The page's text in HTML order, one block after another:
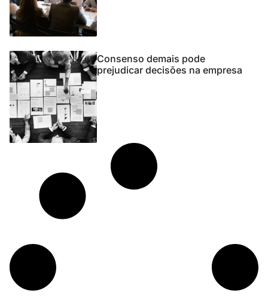
Consenso demais pode
prejudicar decisões na empresa